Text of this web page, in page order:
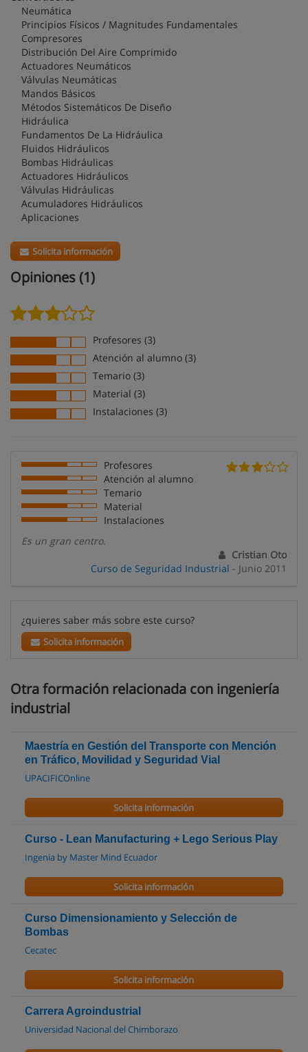
Neumática
Principios Físicos / Magnitudes Fundamentales
Compresores
Distribución Del Aire Comprimido
Actuadores Neumáticos
Válvulas Neumáticas
Mandos Básicos
Métodos Sistemáticos De Diseño
Hidráulica
Fundamentos De La Hidráulica
Fluidos Hidráulicos
Bombas Hidráulicas
Actuadores Hidráulicos
Válvulas Hidráulicas
Acumuladores Hidráulicos
Aplicaciones
Solicita información
Opiniones (1)
Profesores (3)
Atención al alumno (3)
Temario (3)
Material (3)
Instalaciones (3)
Profesores
Atención al alumno
Temario
Material
Instalaciones
Es un gran centro.
Cristian Oto
Curso de Seguridad Industrial - Junio 2011
¿quieres saber más sobre este curso?
Solicita información
Otra formación relacionada con ingeniería
industrial
Maestría en Gestión del Transporte con Mención
en Tráfico, Movilidad y Seguridad Vial
UPACIFICOnline
Solicita información
Curso - Lean Manufacturing + Lego Serious Play
Ingenia by Master Mind Ecuador
Solicita información
Curso Dimensionamiento y Selección de
Bombas
Cecatec
Solicita información
Carrera Agroindustrial
Universidad Nacional del Chimborazo